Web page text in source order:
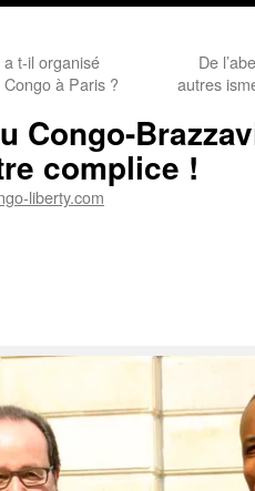
t-il organisé
Congo à Paris ?
De
autres
Congo-
complice !
liberty.com